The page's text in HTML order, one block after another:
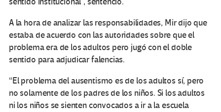
A la hora de analizar las responsabilidades, Mir dijo que
estaba de acuerdo con las autoridades sobre que el
problema era de los adultos pero jugó con el doble
sentido para adjudicar falencias.
“El problema del ausentismo es de los adultos sí, pero
no solamente de los padres de los niños. Si los adultos
ni los niños se sienten convocados a ir a la escuela